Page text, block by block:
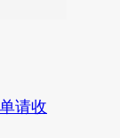
请收